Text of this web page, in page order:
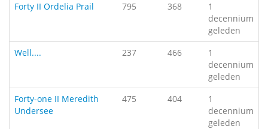
Forty II Ordelia Prail
795 368
1
decennium
geleden
Well....
237 466
1
decennium
geleden
Forty-one II Meredith
Undersee
475 404
1
decennium
geleden